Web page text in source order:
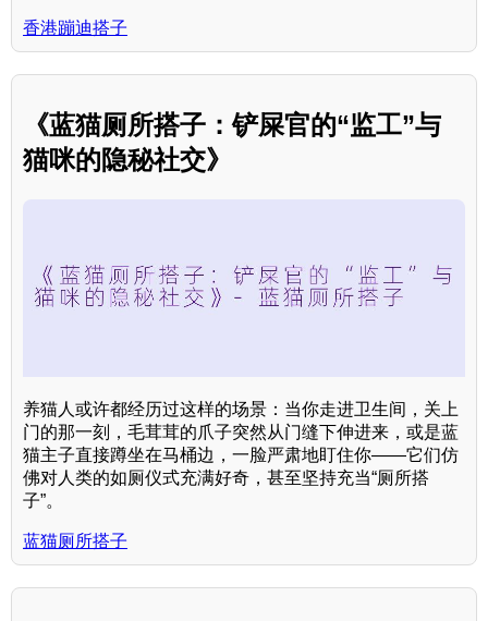
香港蹦迪搭子
《蓝猫厕所搭子：铲屎官的“监工”与
猫咪的隐秘社交》
养猫人或许都经历过这样的场景：当你走进卫生间，关上
门的那一刻，毛茸茸的爪子突然从门缝下伸进来，或是蓝
猫主子直接蹲坐在马桶边，一脸严肃地盯住你——它们仿
佛对人类的如厕仪式充满好奇，甚至坚持充当“厕所搭
子”。
蓝猫厕所搭子